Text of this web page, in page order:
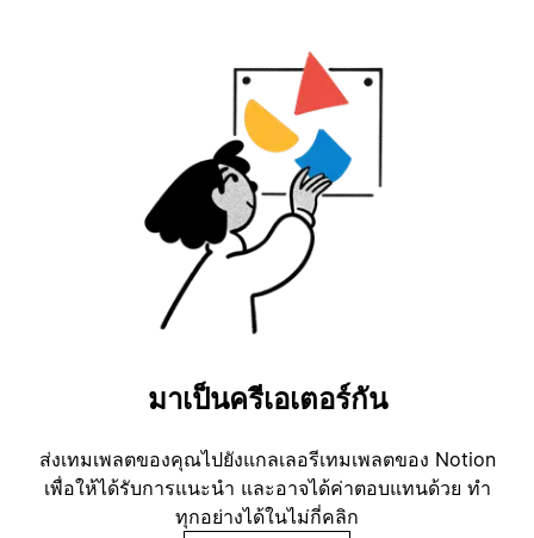
มาเป็นครีเอเตอร์กัน
ส่งเทมเพลตของคุณไปยังแกลเลอรีเทมเพลตของ Notion
เพื่อให้ได้รับการแนะนำ และอาจได้ค่าตอบแทนด้วย ทำ
ทุกอย่างได้ในไม่กี่คลิก